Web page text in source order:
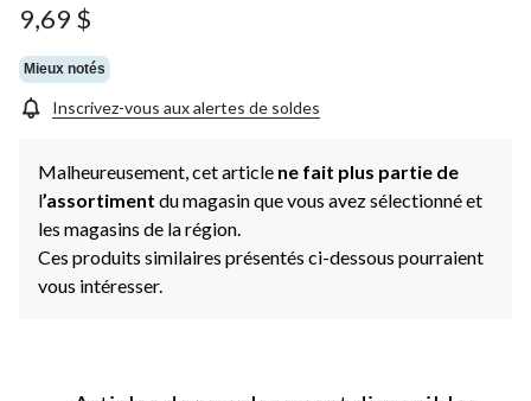
9,69 $
Mieux notés
Inscrivez-vous aux alertes de soldes
Malheureusement, cet article ne fait plus partie de
l’assortiment du magasin que vous avez sélectionné et
les magasins de la région.
Ces produits similaires présentés ci-dessous pourraient
vous intéresser.